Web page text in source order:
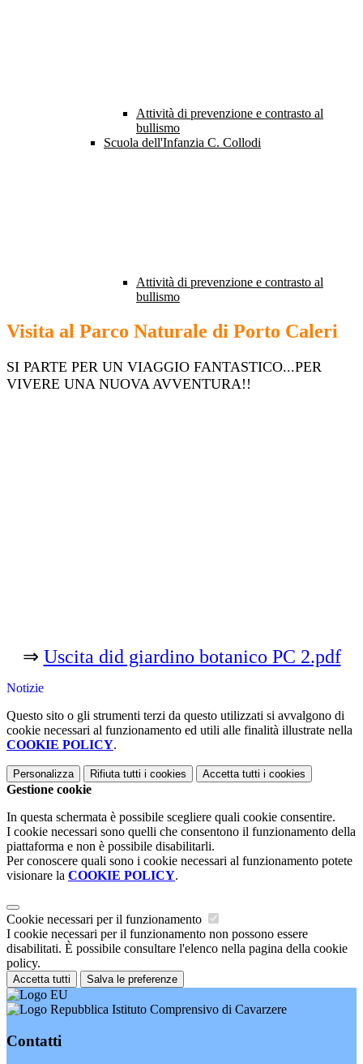
Attività di prevenzione e contrasto al
bullismo
Scuola dell'Infanzia C. Collodi
Attività di prevenzione e contrasto al
bullismo
Visita al Parco Naturale di Porto Caleri
SI PARTE PER UN VIAGGIO FANTASTICO...PER
VIVERE UNA NUOVA AVVENTURA!!
⇒ Uscita did giardino botanico PC 2.pdf
Notizie
Questo sito o gli strumenti terzi da questo utilizzati si avvalgono di
cookie necessari al funzionamento ed utili alle finalità illustrate nella
COOKIE POLICY.
Personalizza Rifiuta tutti i cookies Accetta tutti i cookies
Gestione cookie
In questa schermata è possibile scegliere quali cookie consentire.
I cookie necessari sono quelli che consentono il funzionamento della
piattaforma e non è possibile disabilitarli.
Per conoscere quali sono i cookie necessari al funzionamento potete
visionare la COOKIE POLICY.
Cookie necessari per il funzionamento
I cookie necessari per il funzionamento non possono essere
disabilitati. È possibile consultare l'elenco nella pagina della cookie
policy.
Accetta tutti Salva le preferenze
Istituto Comprensivo di Cavarzere
Contatti